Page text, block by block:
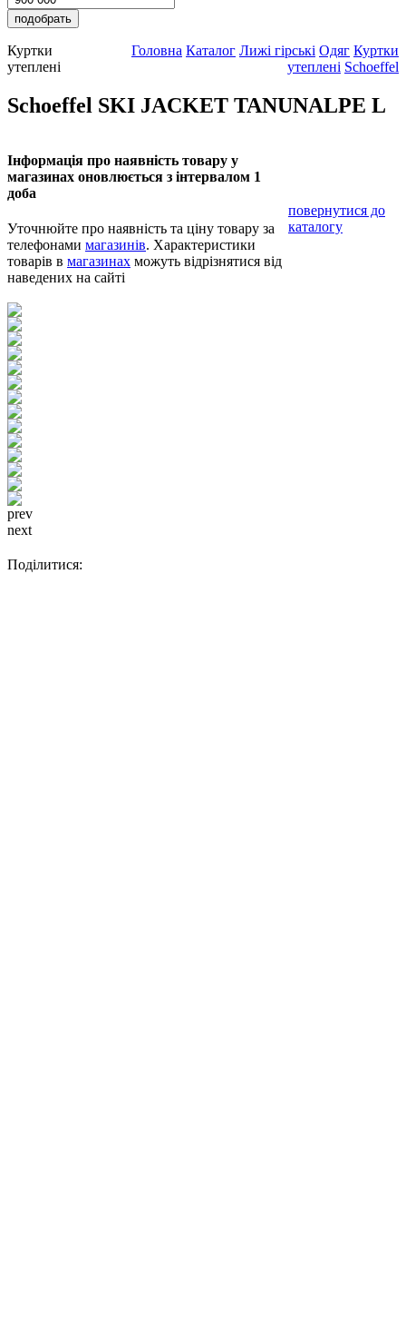
Куртки
утеплені
Головна Каталог Лижі гірські Одяг Куртки
утеплені Schoeffel
Schoeffel SKI JACKET TANUNALPE L
Інформація про наявність товару у
магазинах оновлюється з інтервалом 1
доба
Уточнюйте про наявність та ціну товару за
телефонами магазинів. Характеристики
товарів в магазинах можуть відрізнятися від
наведених на сайті
повернутися до
каталогу
prev
next
Поділитися: